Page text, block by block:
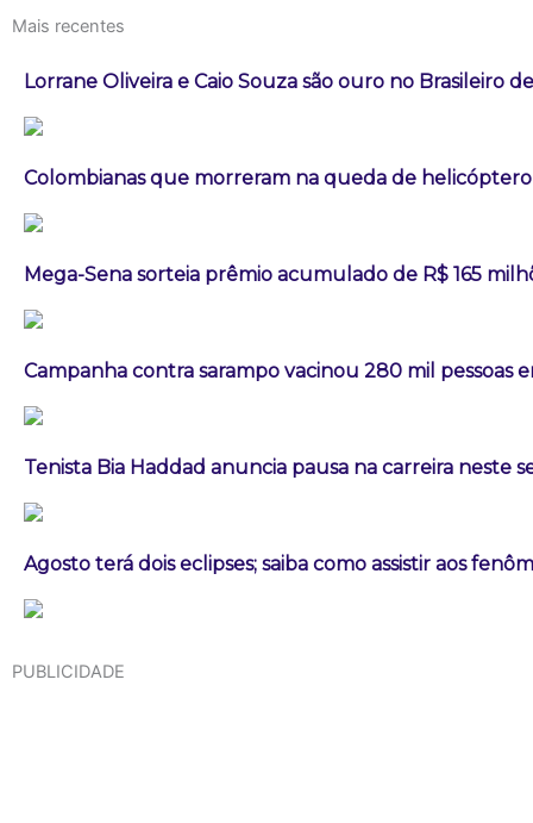
Mais recentes
Lorrane Oliveira e Caio Souza são ouro no Brasileiro
Colombianas que morreram na queda de
Mega-Sena sorteia prêmio acumulado de R$ 165
Campanha contra sarampo vacinou 280 mil pessoas
Tenista Bia Haddad anuncia pausa na carreira neste
Agosto terá dois eclipses; saiba como assistir aos
PUBLICIDADE